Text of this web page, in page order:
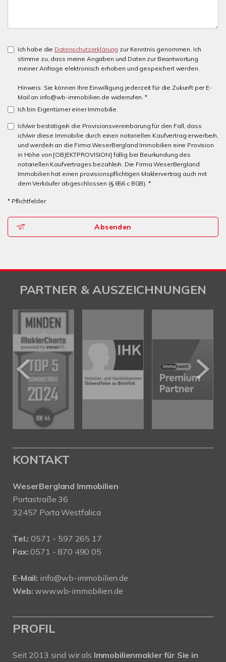
Ich habe die Datenschutzerklärung zur Kenntnis genommen. Ich
stimme zu, dass meine Angaben und Daten zur Beantwortung
meiner Anfrage elektronisch erhoben und gespeichert werden.
Hinweis: Sie können Ihre Einwilligung jederzeit für die Zukunft per E-
Mail an info@wb-immobilien.de widerrufen. *
Ich bin Eigentümer einer Immobilie.
Ich/wir bestätige/n die Provisionsvereinbarung für den Fall, dass
ich/wir diese Immobilie durch einen notariellen Kaufvertrag erwerbe/n,
und werde/n an die Firma WeserBergland Immobilien eine Provision
in Höhe von [OBJEKTPROVISION] fällig bei Beurkundung des
notariellen Kaufvertrages bezahle/n. Die Firma WeserBergland
Immobilien hat einen provisionspflichtigen Maklervertrag auch mit
dem Verkäufer abgeschlossen (§ 656 c BGB). *
* Pflichtfelder
Absenden
PARTNER & AUSZEICHNUNGEN
KONTAKT
WeserBergland Immobilien
Portastraße 36
32457 Porta Westfalica
Tel.: 0571 - 597 265 17
Fax: 0571 - 870 490 05
E-Mail: info@wb-immobilien.de
Web: www.wb-immobilien.de
PROFIL
Seit 2013 sind wir als Immobilienmakler für Sie in